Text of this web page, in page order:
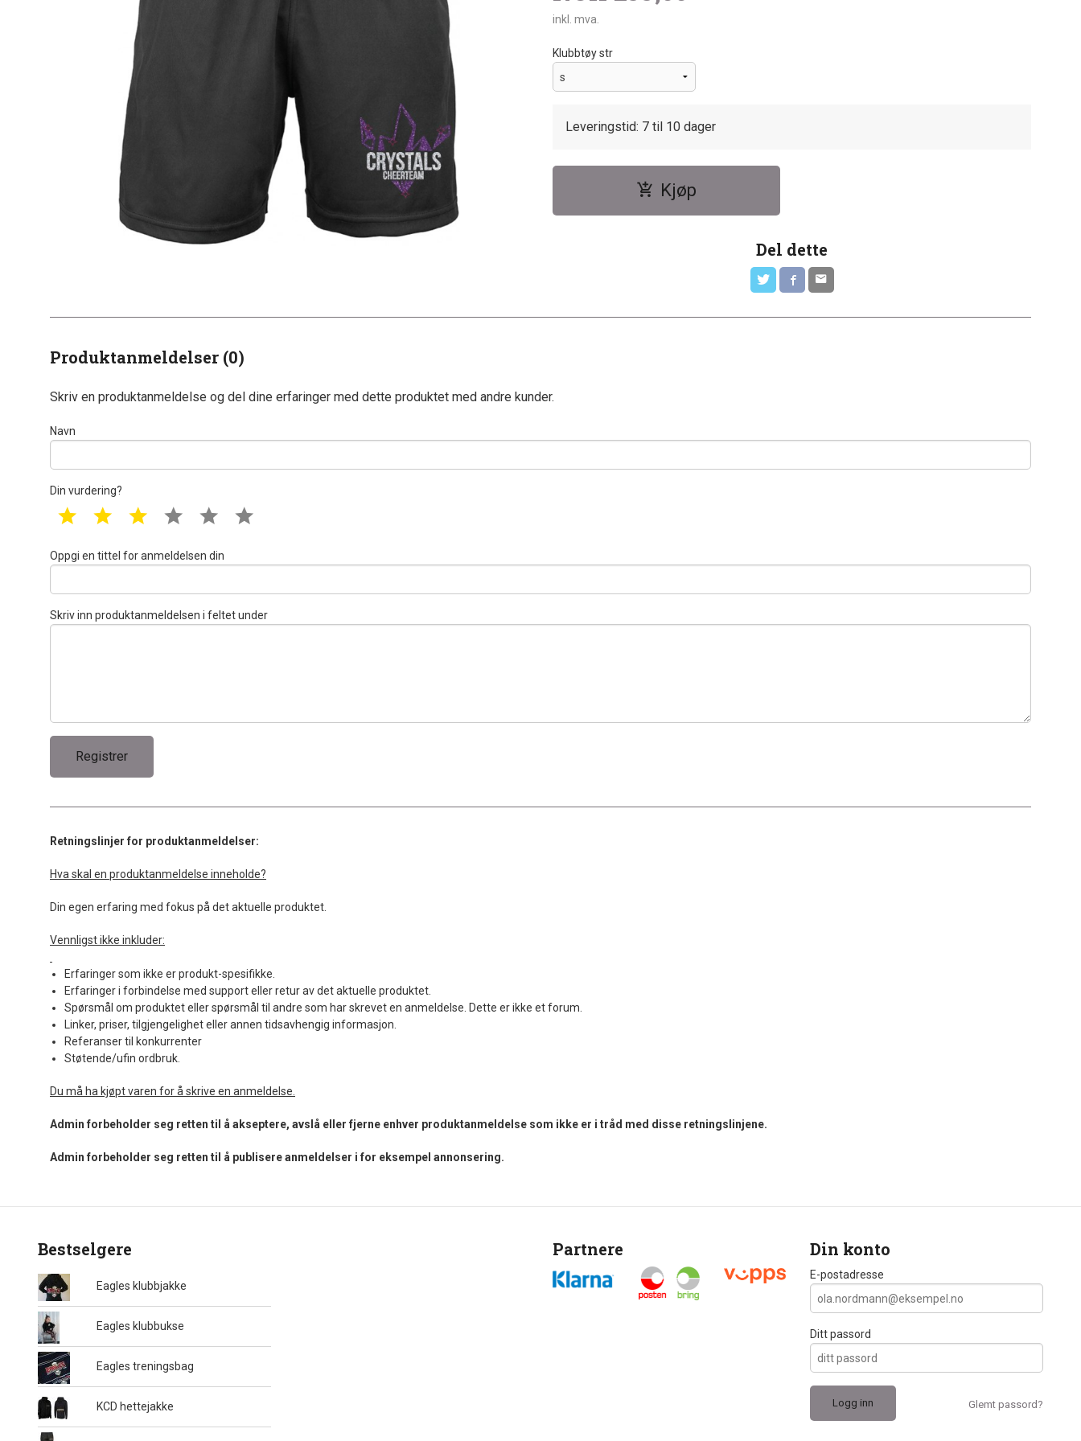
inkl. mva.
Klubbtøy str
Leveringstid: 7 til 10 dager
Kjøp
Del dette
Produktanmeldelser (0)
Skriv en produktanmeldelse og del dine erfaringer med dette produktet med andre kunder.
Navn
Din vurdering?
1 star 2 star 3 star 4 star 5 star
Oppgi en tittel for anmeldelsen din
Skriv inn produktanmeldelsen i feltet under
Retningslinjer for produktanmeldelser:
Hva skal en produktanmeldelse inneholde?
Din egen erfaring med fokus på det aktuelle produktet.
Vennligst ikke inkluder:
Erfaringer som ikke er produkt-spesifikke.
Erfaringer i forbindelse med support eller retur av det aktuelle produktet.
Spørsmål om produktet eller spørsmål til andre som har skrevet en anmeldelse. Dette er ikke et forum.
Linker, priser, tilgjengelighet eller annen tidsavhengig informasjon.
Referanser til konkurrenter
Støtende/ufin ordbruk.
Du må ha kjøpt varen for å skrive en anmeldelse.
Admin forbeholder seg retten til å akseptere, avslå eller fjerne enhver produktanmeldelse som ikke er i tråd med disse retningslinjene.
Admin forbeholder seg retten til å publisere anmeldelser i for eksempel annonsering.
Bestselgere
Eagles klubbjakke
Eagles klubbukse
Eagles treningsbag
KCD hettejakke
Partnere Din konto
E-postadresse
Ditt passord
Glemt passord?